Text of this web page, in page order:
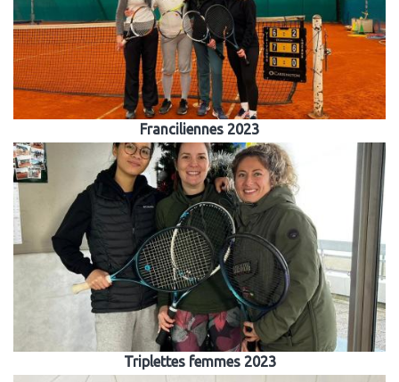
Franciliennes 2023
Triplettes femmes 2023